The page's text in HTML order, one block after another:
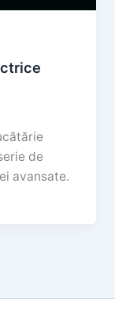
de
avansate.